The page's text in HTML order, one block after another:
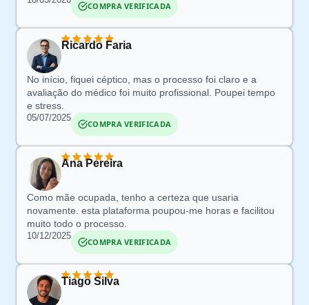
COMPRA VERIFICADA
Ricardo Faria
No início, fiquei céptico , mas o processo foi claro e a
avaliação do médico foi muito profissional. Poupei tempo
e stress
05/07/2025
COMPRA VERIFICADA
Ana Pereira
Como mãe ocupada, tenho a certeza que usaria
novamente. esta plataforma poupou-me horas e facilitou
muito todo o processo.
10/12/2025
COMPRA VERIFICADA
Tiago Silva